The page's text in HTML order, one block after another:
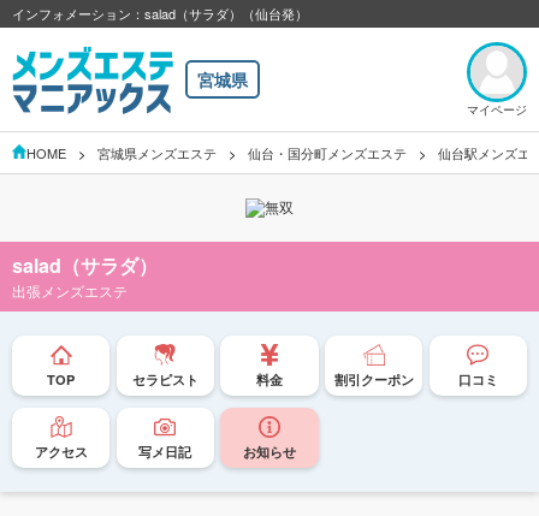
インフォメーション：salad（サラダ）（仙台発）
宮城県
マイページ
HOME 宮城県メンズエステ 仙台・国分町メンズエステ 仙台駅メンズエ
salad（サラダ）
出張メンズエステ
TOP セラピスト 料金 割引クーポン 口コミ
アクセス 写メ日記 お知らせ